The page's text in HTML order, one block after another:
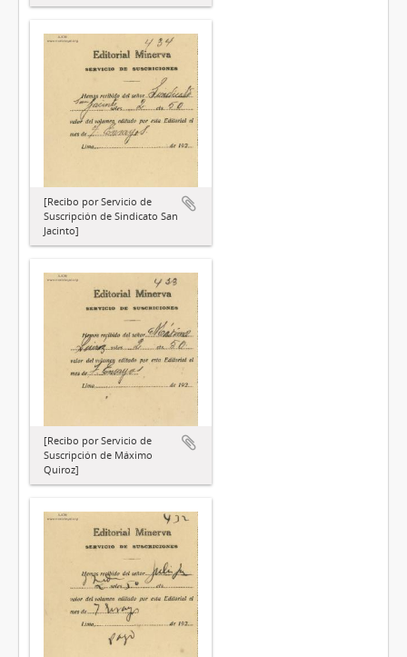
[Recibo por Servicio de
Suscripción de Sindicato San
Jacinto]
[Recibo por Servicio de
Suscripción de Máximo
Quiroz]